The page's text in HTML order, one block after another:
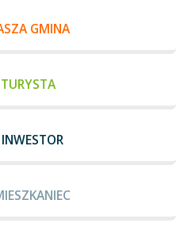
GMINA
TURYSTA
INWESTOR